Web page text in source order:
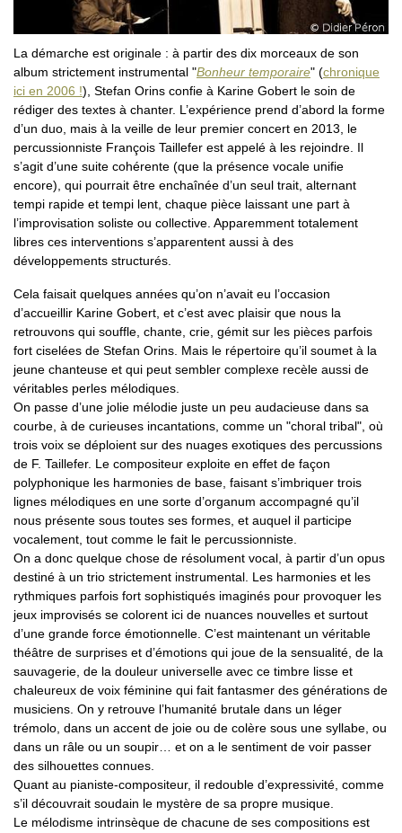
La démarche est originale : à partir des dix morceaux de son
album strictement instrumental "Bonheur temporaire" (chronique
ici en 2006 !), Stefan Orins confie à Karine Gobert le soin de
rédiger des textes à chanter. L’expérience prend d’abord la forme
d’un duo, mais à la veille de leur premier concert en 2013, le
percussionniste François Taillefer est appelé à les rejoindre. Il
s’agit d’une suite cohérente (que la présence vocale unifie
encore), qui pourrait être enchaînée d’un seul trait, alternant
tempi rapide et tempi lent, chaque pièce laissant une part à
l’improvisation soliste ou collective. Apparemment totalement
libres ces interventions s’apparentent aussi à des
développements structurés.
Cela faisait quelques années qu’on n’avait eu l’occasion
d’accueillir Karine Gobert, et c’est avec plaisir que nous la
retrouvons qui souffle, chante, crie, gémit sur les pièces parfois
fort ciselées de Stefan Orins. Mais le répertoire qu’il soumet à la
jeune chanteuse et qui peut sembler complexe recèle aussi de
véritables perles mélodiques.
On passe d’une jolie mélodie juste un peu audacieuse dans sa
courbe, à de curieuses incantations, comme un "choral tribal", où
trois voix se déploient sur des nuages exotiques des percussions
de F. Taillefer. Le compositeur exploite en effet de façon
polyphonique les harmonies de base, faisant s’imbriquer trois
lignes mélodiques en une sorte d’organum accompagné qu’il
nous présente sous toutes ses formes, et auquel il participe
vocalement, tout comme le fait le percussionniste.
On a donc quelque chose de résolument vocal, à partir d’un opus
destiné à un trio strictement instrumental. Les harmonies et les
rythmiques parfois fort sophistiqués imaginés pour provoquer les
jeux improvisés se colorent ici de nuances nouvelles et surtout
d’une grande force émotionnelle. C’est maintenant un véritable
théâtre de surprises et d’émotions qui joue de la sensualité, de la
sauvagerie, de la douleur universelle avec ce timbre lisse et
chaleureux de voix féminine qui fait fantasmer des générations de
musiciens. On y retrouve l’humanité brutale dans un léger
trémolo, dans un accent de joie ou de colère sous une syllabe, ou
dans un râle ou un soupir… et on a le sentiment de voir passer
des silhouettes connues.
Quant au pianiste-compositeur, il redouble d’expressivité, comme
s’il découvrait soudain le mystère de sa propre musique.
Le mélodisme intrinsèque de chacune de ses compositions est